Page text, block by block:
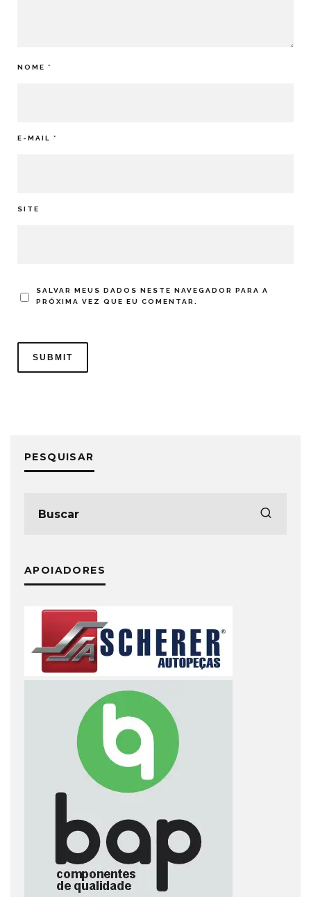
NOME *
E-MAIL *
SITE
SALVAR MEUS DADOS NESTE NAVEGADOR PARA A
PRÓXIMA VEZ QUE EU COMENTAR.
PESQUISAR
APOIADORES